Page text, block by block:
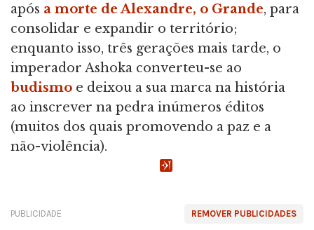
após a morte de Alexandre, o Grande, para
consolidar e expandir o território;
enquanto isso, três gerações mais tarde, o
imperador Ashoka converteu-se ao
budismo e deixou a sua marca na história
ao inscrever na pedra inúmeros éditos
(muitos dos quais promovendo a paz e a
não-violência).
REMOVER PUBLICIDADES
PUBLICIDADE